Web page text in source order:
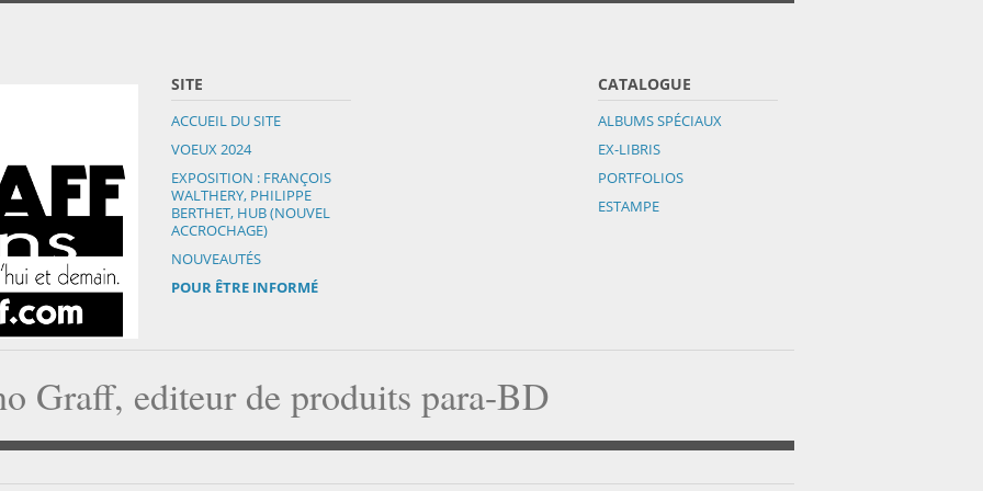
SITE
ACCUEIL DU SITE
VOEUX 2024
EXPOSITION : FRANÇOIS
WALTHERY, PHILIPPE
BERTHET, HUB (NOUVEL
ACCROCHAGE)
NOUVEAUTÉS
POUR ÊTRE INFORMÉ
CATALOGUE
ALBUMS SPÉCIAUX
EX-LIBRIS
PORTFOLIOS
ESTAMPE
Graff, editeur de produits para-BD